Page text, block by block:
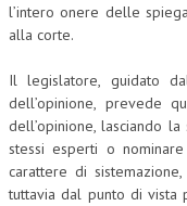
l’intero onere delle
alla corte.
Il legislatore, guidato
dell’opinione, prevede
dell’opinione, lasciando
stessi esperti o
carattere di
tuttavia dal punto di vista